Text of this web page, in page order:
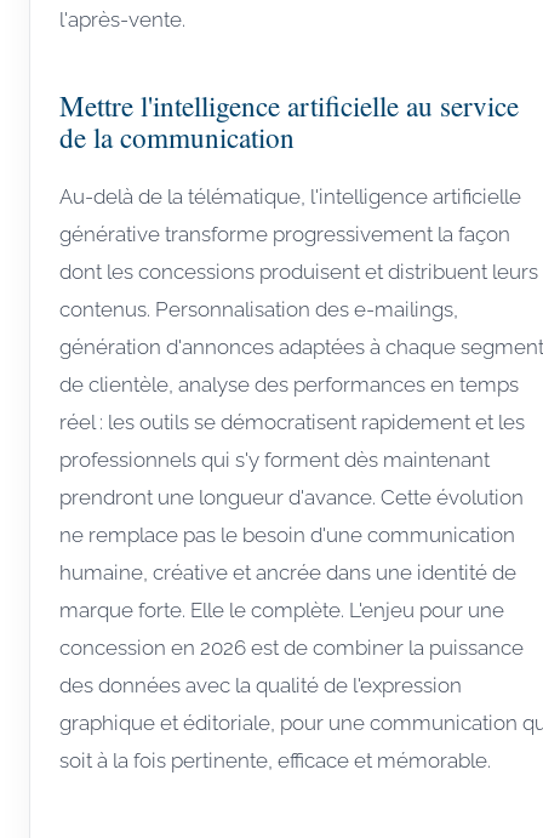
l'après-vente.
Mettre l'intelligence artificielle au service
de la communication
Au-delà de la télématique, l'intelligence artificielle
générative transforme progressivement la façon
dont les concessions produisent et distribuent leurs
contenus. Personnalisation des e-mailings,
génération d'annonces adaptées à chaque segment
de clientèle, analyse des performances en temps
réel : les outils se démocratisent rapidement et les
professionnels qui s'y forment dès maintenant
prendront une longueur d'avance. Cette évolution
ne remplace pas le besoin d'une communication
humaine, créative et ancrée dans une identité de
marque forte. Elle le complète. L'enjeu pour une
concession en 2026 est de combiner la puissance
des données avec la qualité de l'expression
graphique et éditoriale, pour une communication
soit à la fois pertinente, efficace et mémorable.